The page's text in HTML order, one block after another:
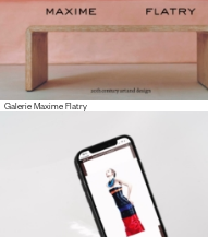
Galerie Maxime Flatry